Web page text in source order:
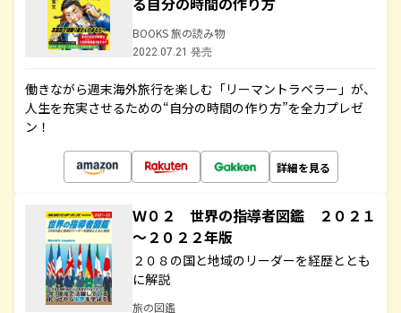
BOOKS 旅の読み物
2022.07.21 発売
働きながら週末海外旅行を楽しむ「リーマントラベラー」が、
人生を充実させるための“自分の時間の作り方”を全力プレゼ
ン！
詳細を見る
Ｗ０２ 世界の指導者図鑑 ２０２１
～２０２２年版
２０８の国と地域のリーダーを経歴ととも
に解説
旅の図鑑